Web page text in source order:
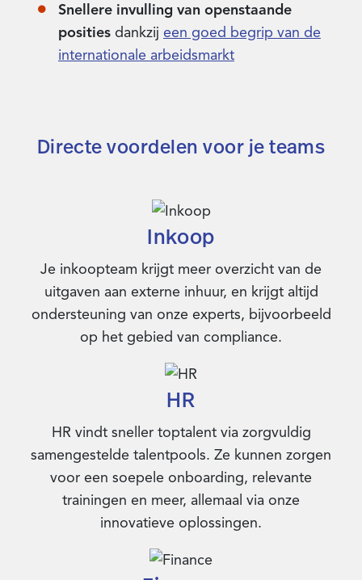
Snellere invulling van openstaande
posities dankzij een goed begrip van de
internationale arbeidsmarkt
Directe voordelen voor je teams
Inkoop
Je inkoopteam krijgt meer overzicht van de
uitgaven aan externe inhuur, en krijgt altijd
ondersteuning van onze experts, bijvoorbeeld
op het gebied van compliance.
HR
HR vindt sneller toptalent via zorgvuldig
samengestelde talentpools. Ze kunnen zorgen
voor een soepele onboarding, relevante
trainingen en meer, allemaal via onze
innovatieve oplossingen.